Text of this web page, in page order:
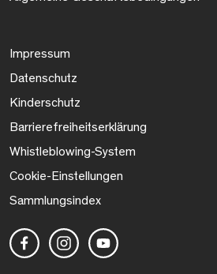
Impressum
Datenschutz
Kinderschutz
Barrierefreiheitserklärung
Whistleblowing-System
Cookie-Einstellungen
Sammlungsindex